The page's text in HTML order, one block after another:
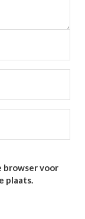
browser voor
plaats.